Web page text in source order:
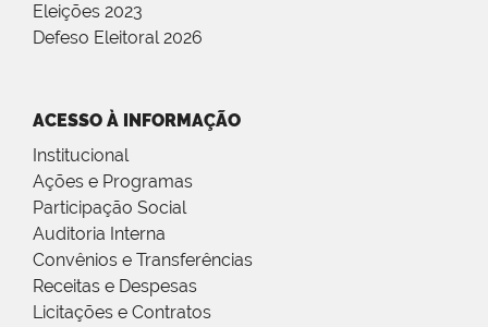
Eleições 2023
Defeso Eleitoral 2026
ACESSO À INFORMAÇÃO
Institucional
Ações e Programas
Participação Social
Auditoria Interna
Convênios e Transferências
Receitas e Despesas
Licitações e Contratos